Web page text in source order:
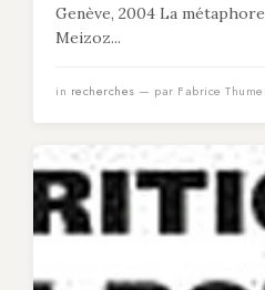
Genève, 2004 La
Meizoz...
in recherches — par Fabrice